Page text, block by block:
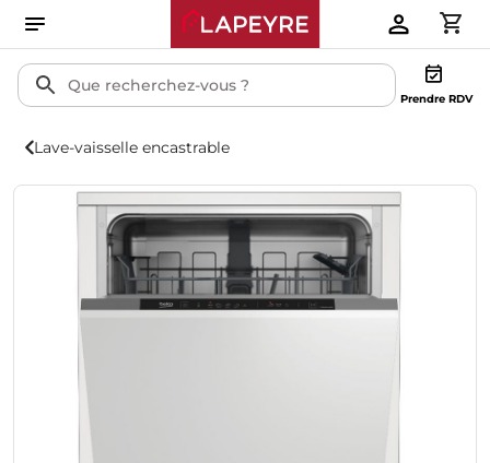
Prendre RDV
Lave-vaisselle encastrable